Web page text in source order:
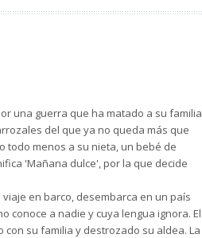
una guerra que ha matado a su familia
del que ya no queda más que
todo menos a su nieta, un bebé de
'Mañana dulce', por la que decide
en barco, desembarca en un país
conoce a nadie y cuya lengua ignora. El
su familia y destrozado su aldea. La